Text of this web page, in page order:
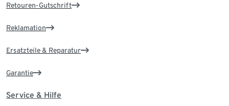
Retouren-Gutschrift
Reklamation
Ersatzteile & Reparatur
Garantie
Service & Hilfe